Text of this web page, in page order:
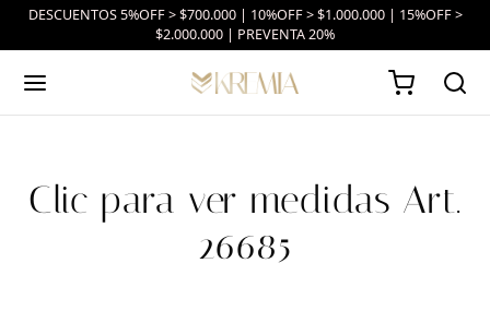
DESCUENTOS 5%OFF > $700.000 | 10%OFF > $1.000.000 | 15%OFF >
$2.000.000 | PREVENTA 20%
Clic para ver medidas Art.
26685